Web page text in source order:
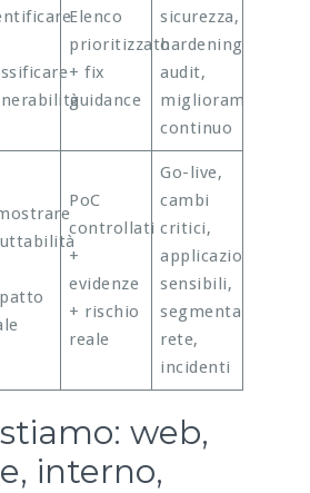
Elenco
prioritizzato
+ fix
guidance
sicurezza,
hardening,
audit,
miglioramento
continuo
PoC
controllati
+
evidenze
+ rischio
reale
Go-live,
cambi
critici,
applicazioni
sensibili,
segmentazione
rete,
incidenti
web,
interno,